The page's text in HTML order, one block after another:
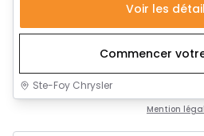
Voir les
Commencer
Ste-Foy Chrysler
Mention